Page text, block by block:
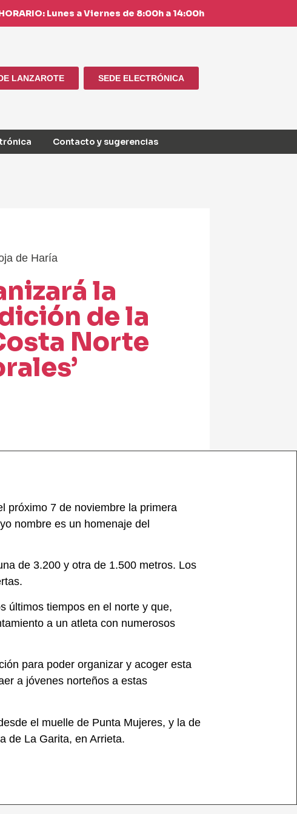
Lunes a Viernes de 8:00h a 14:00h
LANZAROTE SEDE ELECTRÓNICA
Contacto y sugerencias
de Haría
la
de la
Norte
próximo 7 de noviembre la primera
nombre es un homenaje del
de 3.200 y otra de 1.500 metros. Los
últimos tiempos en el norte y que,
a un atleta con numerosos
para poder organizar y acoger esta
a jóvenes norteños a estas
el muelle de Punta Mujeres, y la de
de La Garita, en Arrieta.